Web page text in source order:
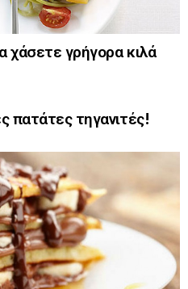
χάσετε γρήγορα κιλά
πατάτες τηγανιτές!